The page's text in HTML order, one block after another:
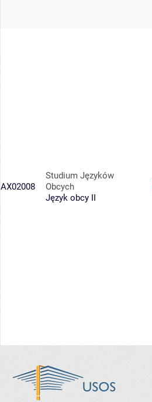
AX02008
Studium Języków
Obcych
Język obcy II